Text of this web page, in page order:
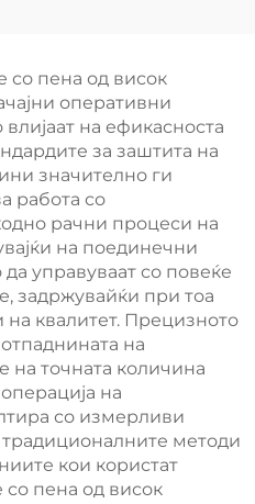
врата, FIPFG машина,
имитација на
кабинети Rittal
со пена од висок
оперативни
на ефикасноста
за заштита на
значително ги
работа со
рачни процеси на
на поединечни
управуваат со повеќе
задржувайќи при тоа
на квалитет. Прецизното
на
на точната количина
на
со измерливи
методи
кои користат
пена од висок